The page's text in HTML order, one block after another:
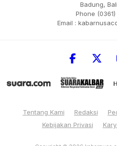
Badung,
Phone (0361)
Email :
Tentang Kami Redaksi
Kebijakan Privasi